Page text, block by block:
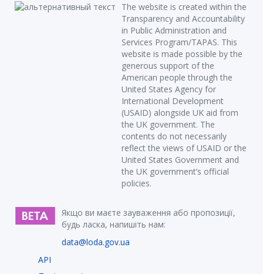
The website is created within the
Transparency and Accountability
in Public Administration and
Services Program/TAPAS. This
website is made possible by the
generous support of the
American people through the
United States Agency for
International Development
(USAID) alongside UK aid from
the UK government. The
contents do not necessarily
reflect the views of USAID or the
United States Government and
the UK government’s official
policies.
Якщо ви маєте зауваження або пропозиції,
будь ласка, напишіть нам:
data@loda.gov.ua
API